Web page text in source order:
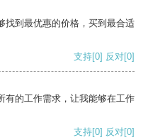
找到最优惠的价格，买到最合适
支持[0] 反对[0]
有的工作需求，让我能够在工作
支持[0] 反对[0]